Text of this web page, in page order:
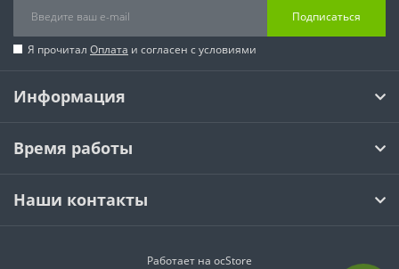
Подписаться
Я прочитал Оплата и согласен с условиями
Информация
Время работы
Наши контакты
Работает на ocStore